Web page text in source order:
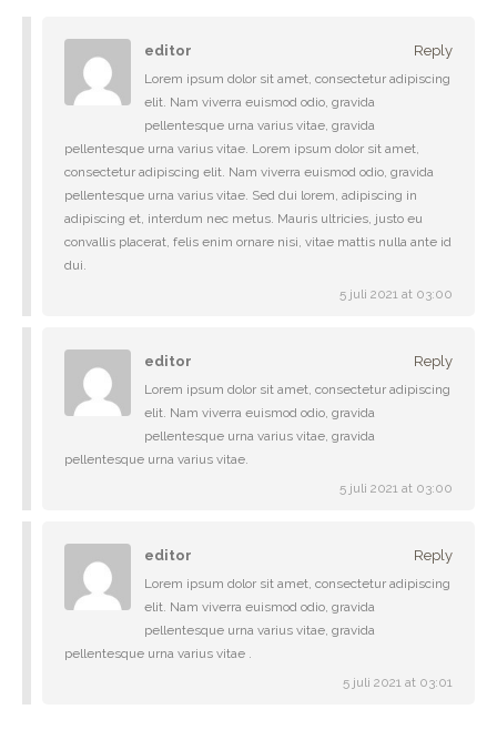
editor Reply
Lorem ipsum dolor sit amet, consectetur adipiscing
elit. Nam viverra euismod odio, gravida
pellentesque urna varius vitae, gravida
pellentesque urna varius vitae. Lorem ipsum dolor sit amet,
consectetur adipiscing elit. Nam viverra euismod odio, gravida
pellentesque urna varius vitae. Sed dui lorem, adipiscing in
adipiscing et, interdum nec metus. Mauris ultricies, justo eu
convallis placerat, felis enim ornare nisi, vitae mattis nulla ante id
dui.
5 juli 2021 at 03:00
editor Reply
Lorem ipsum dolor sit amet, consectetur adipiscing
elit. Nam viverra euismod odio, gravida
pellentesque urna varius vitae, gravida
pellentesque urna varius vitae.
5 juli 2021 at 03:00
editor Reply
Lorem ipsum dolor sit amet, consectetur adipiscing
elit. Nam viverra euismod odio, gravida
pellentesque urna varius vitae, gravida
pellentesque urna varius vitae .
5 juli 2021 at 03:01